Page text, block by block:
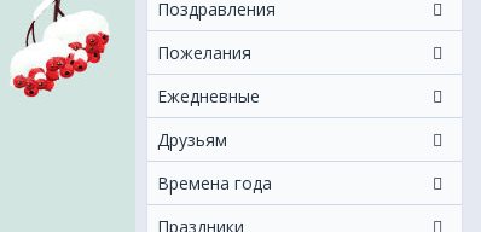
Поздравления
Пожелания
Ежeдневные
Друзьям
Времена года
Праздники